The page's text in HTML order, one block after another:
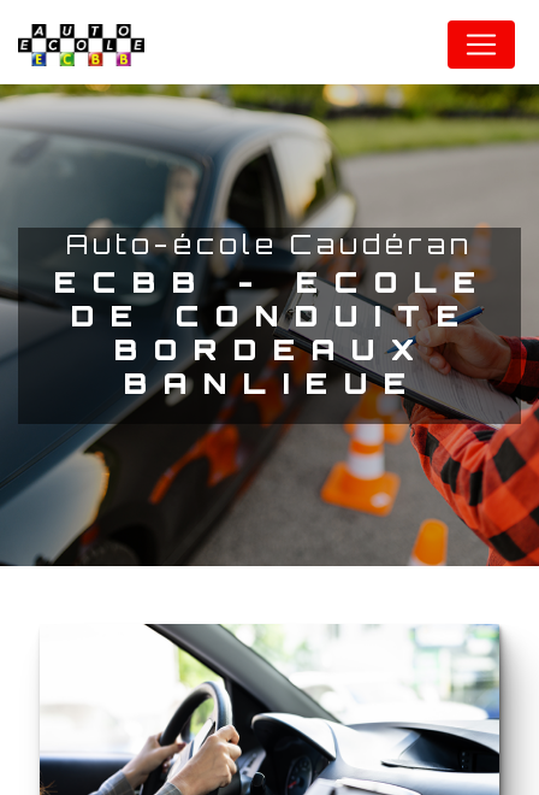
auto-école Caudéran
ECBB - ECOLE
DE CONDUITE
BORDEAUX
BANLIEUE